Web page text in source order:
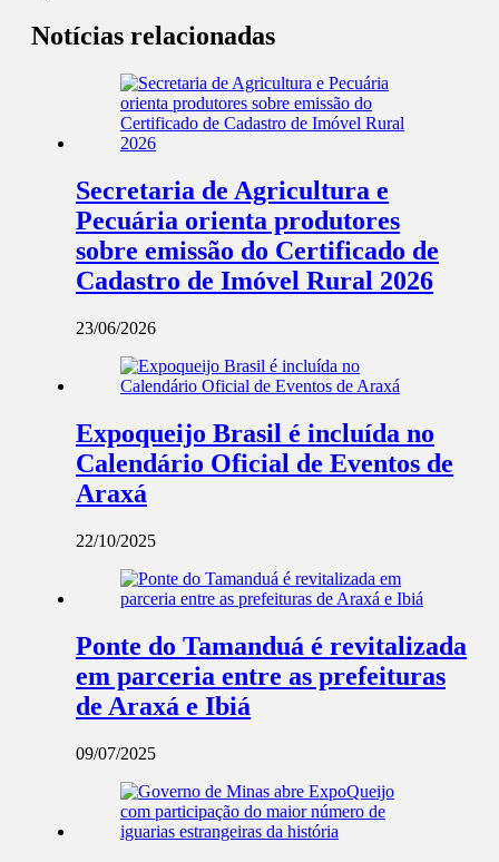
Notícias relacionadas
Secretaria de Agricultura e
Pecuária orienta produtores
sobre emissão do Certificado de
Cadastro de Imóvel Rural 2026
23/06/2026
Expoqueijo Brasil é incluída no
Calendário Oficial de Eventos de
Araxá
22/10/2025
Ponte do Tamanduá é revitalizada
em parceria entre as prefeituras
de Araxá e Ibiá
09/07/2025